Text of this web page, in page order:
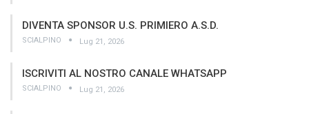
DIVENTA SPONSOR U.S. PRIMIERO A.S.D.
SCIALPINO Lug 21, 2026
ISCRIVITI AL NOSTRO CANALE WHATSAPP
SCIALPINO Lug 21, 2026